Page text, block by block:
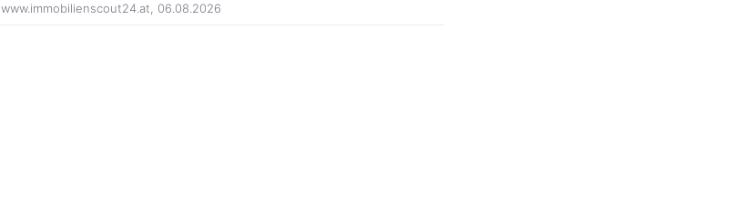
www.immobilienscout24.at 06.08.2026